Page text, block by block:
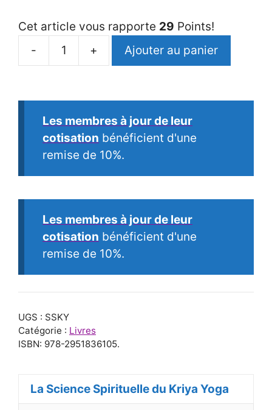
Cet article vous rapporte 29 Points!
-
quantité
Spirituelle
du
Kriya
Yoga
+ Ajouter au panier
Les membres à jour de leur
cotisation bénéficient d'une
remise de 10%.
Les membres à jour de leur
cotisation bénéficient d'une
remise de 10%.
UGS : SSKY
Catégorie : Livres
ISBN: 978-2951836105.
La Science Spirituelle du Kriya Yoga